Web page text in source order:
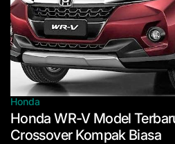
Posted
in
Honda
Honda WR-V Model
Crossover Kompak Biasa